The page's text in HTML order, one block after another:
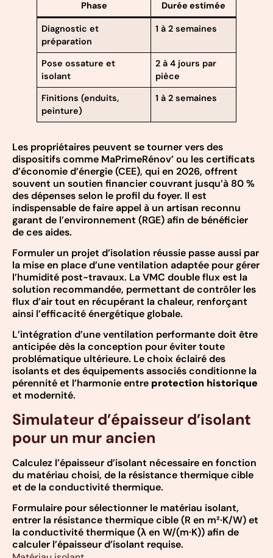
Phase Durée estimée
Diagnostic et
préparation
1 à 2 semaines
Pose ossature et
isolant
2 à 4 jours par
pièce
Finitions (enduits,
peinture)
1 à 2 semaines
Les propriétaires peuvent se tourner vers des
dispositifs comme MaPrimeRénov’ ou les certificats
d’économie d’énergie (CEE), qui en 2026, offrent
souvent un soutien financier couvrant jusqu’à 80 %
des dépenses selon le profil du foyer. Il est
indispensable de faire appel à un artisan reconnu
garant de l’environnement (RGE) afin de bénéficier
de ces aides.
Formuler un projet d’isolation réussie passe aussi par
la mise en place d’une ventilation adaptée pour gérer
l’humidité post-travaux. La VMC double flux est la
solution recommandée, permettant de contrôler les
flux d’air tout en récupérant la chaleur, renforçant
ainsi l’efficacité énergétique globale.
L’intégration d’une ventilation performante doit être
anticipée dès la conception pour éviter toute
problématique ultérieure. Le choix éclairé des
isolants et des équipements associés conditionne la
pérennité et l’harmonie entre protection historique
et modernité.
Simulateur d’épaisseur d’isolant
pour un mur ancien
Calculez l’épaisseur d’isolant nécessaire en fonction
du matériau choisi, de la résistance thermique cible
et de la conductivité thermique.
Formulaire pour sélectionner le matériau isolant,
entrer la résistance thermique cible (R en m²·K/W) et
la conductivité thermique (λ en W/(m·K)) afin de
calculer l’épaisseur d’isolant requise.